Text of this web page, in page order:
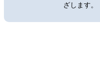
ざします。